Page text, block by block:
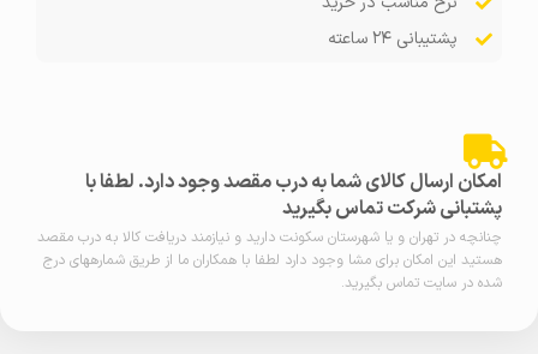
پشتیبانی ۲۴ ساعته
امکان ارسال کالای شما به درب مقصد وجود دارد. لطفا با
پشتبانی شرکت تماس بگیرید
چنانچه در تهران و یا شهرستان سکونت دارید و نیازمند دریافت کالا به درب مقصد
هستید این امکان برای مشا وجود دارد لطفا با همکاران ما از طریق شمارههای درج
شده در سایت تماس بگیرید.